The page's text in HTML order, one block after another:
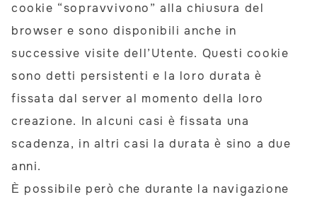
cookie “sopravvivono” alla chiusura del
browser e sono disponibili anche in
successive visite dell’Utente. Questi cookie
sono detti persistenti e la loro durata è
fissata dal server al momento della loro
creazione. In alcuni casi è fissata una
scadenza, in altri casi la durata è sino a due
anni.
È possibile però che durante la navigazione